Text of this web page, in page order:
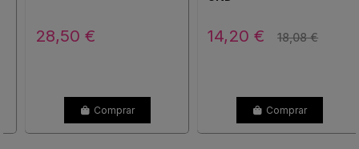
28,50 €
Comprar
14,20 € 18,08 €
Comprar